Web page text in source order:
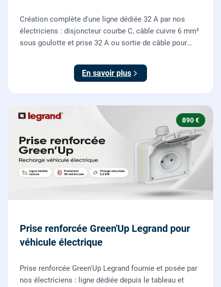
Création complète d'une ligne dédiée 32 A par nos
électriciens : disjoncteur courbe C, câble cuivre 6 mm²
sous goulotte et prise 32 A ou sortie de câble pour
En savoir plus
890 €
Prise renforcée Green'Up Legrand pour
véhicule électrique
Prise renforcée Green'Up Legrand fournie et posée par
nos électriciens : ligne dédiée depuis le tableau et